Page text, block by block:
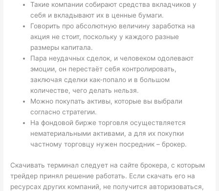
Такие компании собирают средства вкладчиков у
себя и вкладывают их в ценные бумаги.
Говорить про абсолютную величину заработка на
акция не стоит, поскольку у каждого разные
размеры капитала.
Пара неудачных сделок, и человеком одолевают
эмоции, он перестаёт себя контролировать,
заключая сделки как-попало и в большом
количестве, чего делать нельзя.
Можно покупать активы, которые вы выбрали
согласно стратегии.
На фондовой бирже торговля осуществляется
нематериальными активами, а для их покупки
частному торговцу нужен посредник – брокер.
Скачивать терминал следует на сайте брокера, с которым
трейдер принял решение работать. Если скачать его на
ресурсах других компаний, не получится авторизоваться,